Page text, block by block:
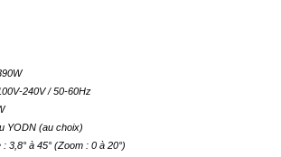
240V / 50-60Hz
YODN (au choix)
3,8° à 45° (Zoom : 0 à 20°)